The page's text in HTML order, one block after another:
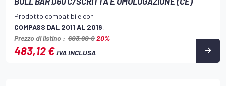
Prodotto compatibile con:
COMPASS DAL 2011 AL 2016,
Prezzo di listino : 603,90 €20%
483,12 €IVA INCLUSA